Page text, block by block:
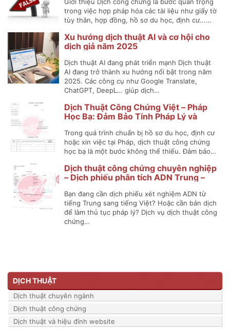
trong việc hợp pháp hóa các tài liệu như giấy tờ
tùy thân, hợp đồng, hồ sơ du học, định cư...…
Xu hướng dịch thuật AI và cơ hội cho
dịch giả năm 2025
Dịch thuật AI đang phát triển mạnh Dịch thuật
AI đang trở thành xu hướng nổi bật trong năm
2025. Các công cụ như Google Translate,
ChatGPT, DeepL… giúp dịch…
Dịch Thuật Công Chứng Việt – Pháp
Học Bạ: Đảm Bảo Tính Pháp Lý và
Trong quá trình chuẩn bị hồ sơ du học, định cư
hoặc xin việc tại Pháp, dịch thuật công chứng
học bạ là một bước không thể thiếu. Đảm bảo…
Dịch thuật công chứng chuyên nghiệp
– Dịch phiếu phân tích ADN Trung –
Bạn đang cần dịch phiếu xét nghiệm ADN từ
tiếng Trung sang tiếng Việt? Hoặc cần bản dịch
để làm thủ tục pháp lý? Dịch vụ dịch thuật công
chứng…
DỊCH THUẬT
Dịch thuật chuyên ngành
Dịch thuật công chứng
Dịch thuật và hiệu đính website